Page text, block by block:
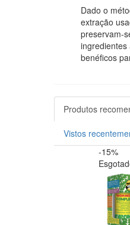
Dado o
extração
preservam-
ingredientes
benéficos
Produtos
Vistos
-15%